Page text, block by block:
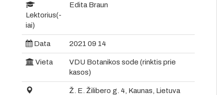
Lektorius(-
iai)
Edita Braun
Data 2021 09 14
Vieta
VDU Botanikos sode (rinktis prie
kasos)
Ž. E. Žilibero g. 4, Kaunas, Lietuva